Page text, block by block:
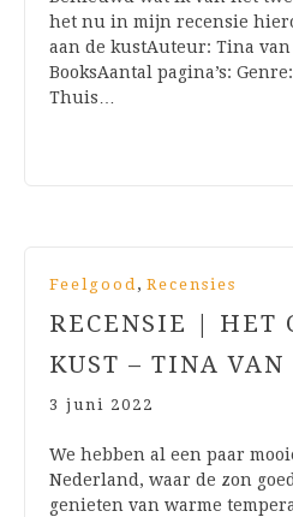
het nu in mijn recensie
aan de kustAuteur: Tina
BooksAantal pagina’s:
Thuis…
Feelgood, Recensies
RECENSIE | HET
KUST – TINA VAN
3 juni 2022
We hebben al een paar
Nederland, waar de zon
genieten van warme